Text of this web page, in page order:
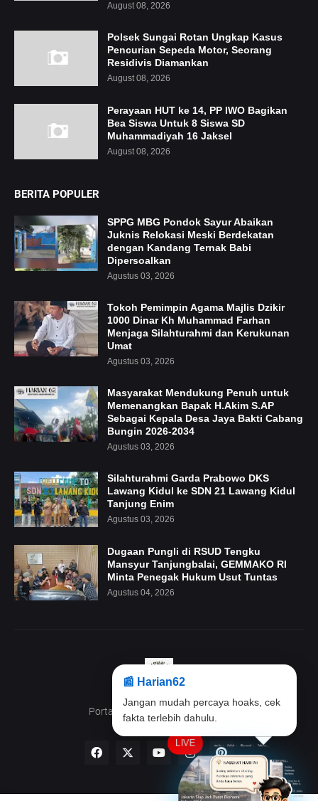
LIVE
📰 Harian62
fakta terlebih dahulu.
August 08, 2026
Polsek Sungai Rotan Ungkap Kasus
Pencurian Sepeda Motor, Seorang
Residivis Diamankan
August 08, 2026
Perayaan HUT ke 14, PP IWO Bagikan
Bea Siswa Untuk 8 Siswa SD
Muhammadiyah 16 Jaksel
August 08, 2026
BERITA POPULER
SPPG MBG Pondok Sayur Abaikan
Juknis Relokasi Meski Berdekatan
dengan Kandang Ternak Babi
Dipersoalkan
Agustus 03, 2026
Tokoh Pemimpin Agama Majlis Dzikir
1000 Dinar Kh Muhammad Farhan
Menjaga Silahturahmi dan Kerukunan
Umat
Agustus 03, 2026
Masyarakat Mendukung Penuh untuk
Memenangkan Bapak H.Akim S.AP
Sebagai Kepala Desa Jaya Bakti Cabang
Bungin 2026-2034
Agustus 03, 2026
Silahturahmi Garda Prabowo DKS
Lawang Kidul ke SDN 21 Lawang Kidul
Tanjung Enim
Agustus 03, 2026
Dugaan Pungli di RSUD Tengku
Mansyur Tanjungbalai, GEMMAKO RI
Minta Penegak Hukum Usut Tuntas
Agustus 04, 2026
Portal Beritanya anak Indonesia